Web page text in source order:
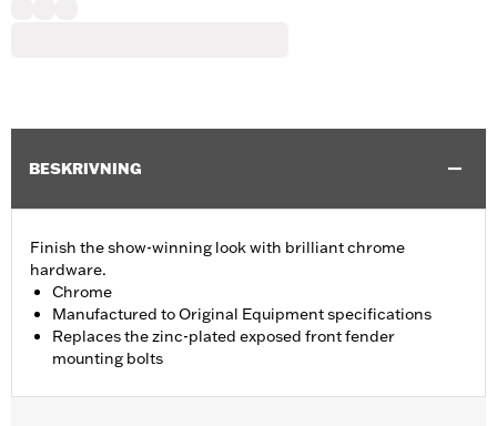
BESKRIVNING
Finish the show-winning look with brilliant chrome
hardware.
Chrome
Manufactured to Original Equipment specifications
Replaces the zinc-plated exposed front fender
mounting bolts